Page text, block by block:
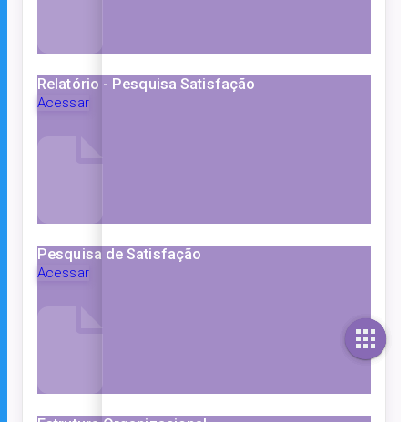
Relatório - Pesquisa Satisfação
Acessar
Pesquisa de Satisfação
Acessar